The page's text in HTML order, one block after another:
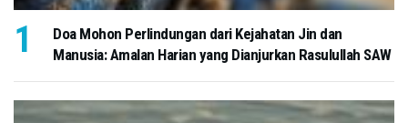
Doa Mohon Perlindungan dari Kejahatan Jin dan
Manusia: Amalan Harian yang Dianjurkan Rasulullah SAW